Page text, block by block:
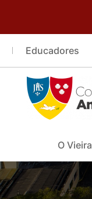
Educadores
O Vieira